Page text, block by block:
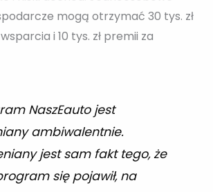
mogą otrzymać 30 tys. zł
i 10 tys. zł premii za
NaszEauto jest
ambiwalentnie.
jest sam fakt tego, że
się pojawił, na